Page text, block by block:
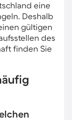
eine
Deshalb
gültigen
des
finden Sie